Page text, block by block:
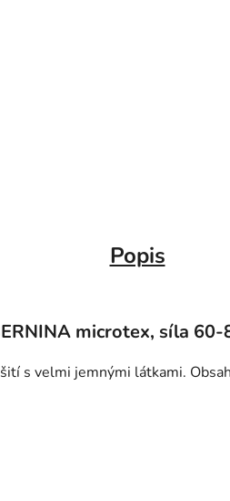
Popis
microtex, síla
s velmi jemnými látkami.